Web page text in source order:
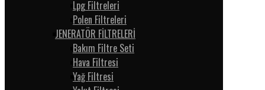
Lpg Filtreleri
Polen Filtreleri
JENERATÖR FİLTRELERİ
Bakım Filtre Seti
Hava Filtresi
Yağ Filtresi